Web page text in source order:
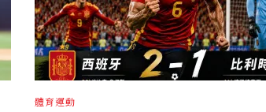
體育運動